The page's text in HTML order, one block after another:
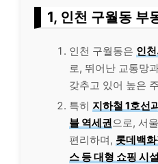
1, 인천 구월동 부
인천 구월동은 인
로, 뛰어난 교통망
갖추고 있어 높은
특히 지하철 1호선
블 역세권으로, 서
편리하며, 롯데백
스 등 대형 쇼핑 시설